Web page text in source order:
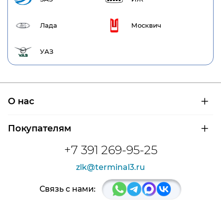
Лада Москвич
УАЗ
+7 391 269-95-25
zlk@terminal3.ru
О нас
Сертификаты на продукцию
Покупателям
Доставка и оплата
Расшифровка маркировки подшипников
Связь с нами: